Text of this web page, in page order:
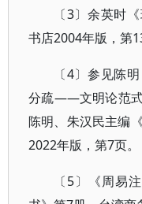
〔3〕余英时
书店2004年版，第
〔4〕参见陈
分疏——文明论范式
陈明、朱汉民主编
2022年版，第7页。
〔5〕《周易